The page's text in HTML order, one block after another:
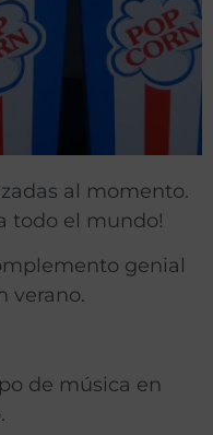
al momento.
todo el mundo!
genial
verano.
de música en